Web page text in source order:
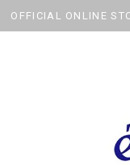
OFFICIAL ONLINE